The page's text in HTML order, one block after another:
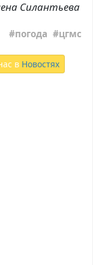
Силантьева
погода цгмс
в Новостях